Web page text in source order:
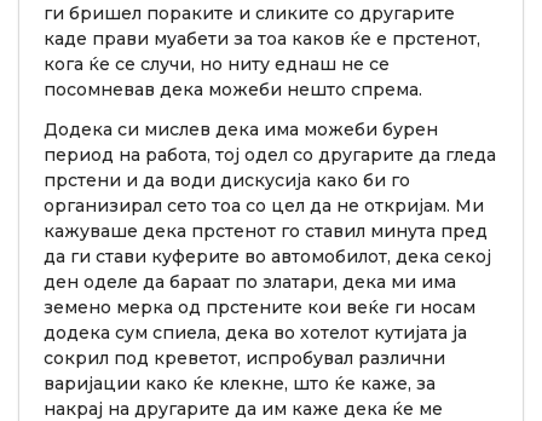
ги бришел пораките и сликите со другарите
каде прави муабети за тоа каков ќе е прстенот,
кога ќе се случи, но ниту еднаш не се
посомневав дека можеби нешто спрема.
Додека си мислев дека има можеби бурен
период на работа, тој одел со другарите да гледа
прстени и да води дискусија како би го
организирал сето тоа со цел да не откријам. Ми
кажуваше дека прстенот го ставил минута пред
да ги стави куферите во автомобилот, дека секој
ден оделе да бараат по златари, дека ми има
земено мерка од прстените кои веќе ги носам
додека сум спиела, дека во хотелот кутијата ја
сокрил под креветот, испробувал различни
варијации како ќе клекне, што ќе каже, за
накрај на другарите да им каже дека ќе ме